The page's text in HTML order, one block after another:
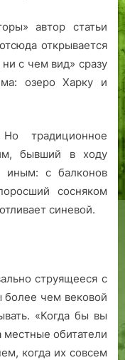
автор статьи
открывается
с чем вид» сразу
озеро Харку и
традиционное
бывший в ходу
иным: с балконов
сосняком
синевой.
струящееся с
более чем вековой
«Когда бы вы
местные обитатели
когда их совсем